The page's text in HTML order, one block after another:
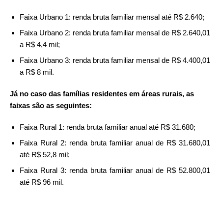
Faixa Urbano 1: renda bruta familiar mensal até R$ 2.640;
Faixa Urbano 2: renda bruta familiar mensal de R$ 2.640,01
a R$ 4,4 mil;
Faixa Urbano 3: renda bruta familiar mensal de R$ 4.400,01
a R$ 8 mil.
Já no caso das famílias residentes em áreas rurais, as
faixas são as seguintes:
Faixa Rural 1: renda bruta familiar anual até R$ 31.680;
Faixa Rural 2: renda bruta familiar anual de R$ 31.680,01
até R$ 52,8 mil;
Faixa Rural 3: renda bruta familiar anual de R$ 52.800,01
até R$ 96 mil.